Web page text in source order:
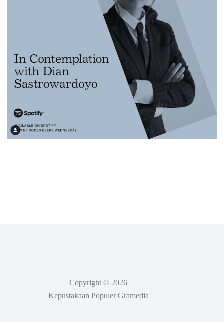
Copyright © 2026
Kepustakaan Populer Gramedia